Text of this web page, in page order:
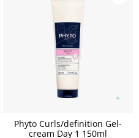
Phyto Curls/definition Gel-
cream Day 1 150ml